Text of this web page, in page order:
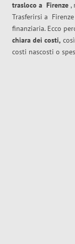
trasloco a Firenze ,
Trasferirsi a Firenze
finanziaria. Ecco
chiara dei costi,
costi nascosti o